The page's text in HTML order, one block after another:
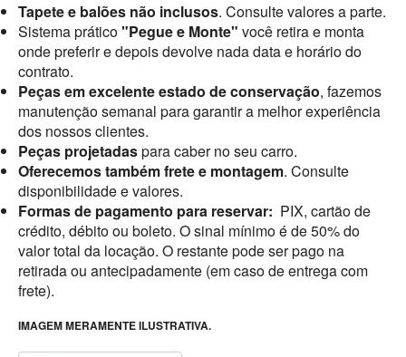
Tapete e balões não inclusos. Consulte valores a parte.
Sistema prático"Pegue e Monte" você retira e monta
onde preferir e depois devolve nada data e horário do
contrato.
Peças em excelente estado de conservação, fazemos
manutenção semanal para garantir a melhor experiência
dos nossos clientes.
Peças projetadaspara caber no seu carro.
Oferecemos também frete e montagem. Consulte
disponibilidade e valores.
Formas de pagamento para reservar: PIX, cartão de
crédito, débito ou boleto. O sinal mínimo é de 50% do
valor total da locação. O restante pode ser pago na
retirada ou antecipadamente (em caso de entrega com
frete).
IMAGEM MERAMENTE ILUSTRATIVA.